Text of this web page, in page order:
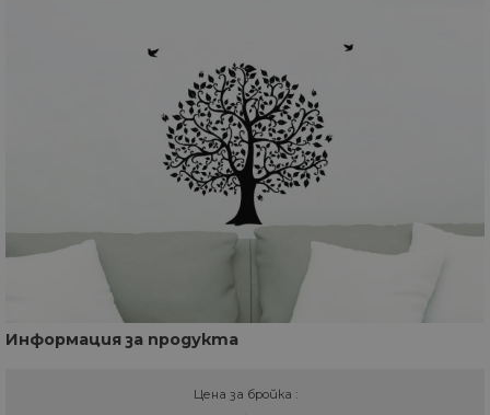
Информация за продукта
Цена за бройка :